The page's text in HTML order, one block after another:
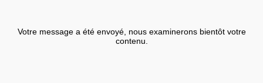
Votre message a été envoyé, nous examinerons bientôt votre
contenu.